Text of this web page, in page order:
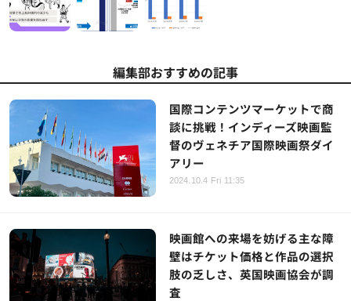
編集部おすすめの記事
国際コンテンツマーケットで商
談に挑戦！インディーズ映画監
督のヴェネチア国際映画祭ダイ
アリー
2024.10.4 Fri 11:35
映画館への来場を妨げる主な障
壁はチケット価格と作品の選択
肢の乏しさ、英国映画協会が調
査